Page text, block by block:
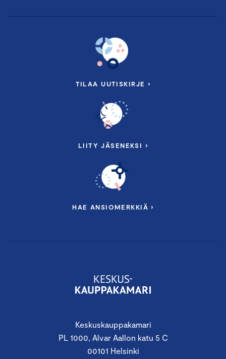
Keskuskauppakamari
PL 1000, Alvar Aallon katu 5 C
00101 Helsinki
TILAA UUTISKIRJE ›
LIITY JÄSENEKSI ›
HAE ANSIOMERKKIÄ ›